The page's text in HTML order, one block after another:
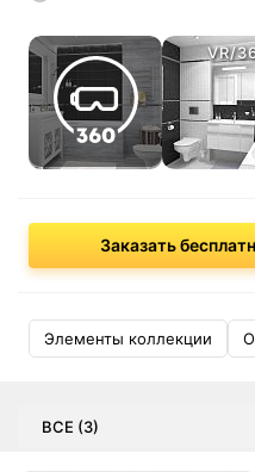
VR/
Заказать
Элементы коллекции
ВСЕ (3)